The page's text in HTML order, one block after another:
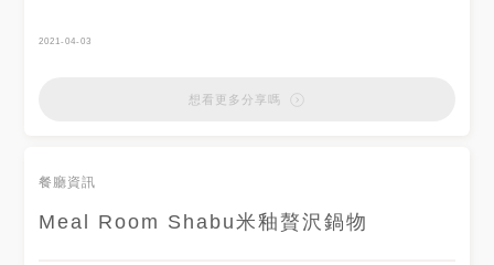
鍋完全是放入滿滿的牡蠣超大顆
椒味蠻重點會帶點胡椒辣 整個
這個麻辣鍋非常可以 辣度不會
的可以大放心唷 香氣很十足 不
2021-04-03
想看更多分享嗎
餐廳資訊
Meal Room Shabu米釉贅沢鍋物